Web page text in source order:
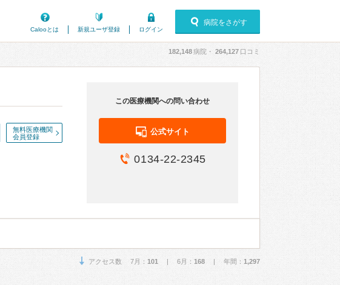
Calooとは
新規ユーザ登録 ログイン
病院をさがす
182,148病院・ 264,127 口コミ
無料医療機関
会員登録
この医療機関への問い合わせ
公式サイト
0134-22-2345
アクセス数 7月： 101 | 6月： 168 | 年間： 1,297